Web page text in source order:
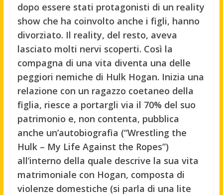
dopo essere stati protagonisti di un reality
show che ha coinvolto anche i figli, hanno
divorziato. Il reality, del resto, aveva
lasciato molti nervi scoperti. Così la
compagna di una vita diventa una delle
peggiori nemiche di Hulk Hogan. Inizia una
relazione con un ragazzo coetaneo della
figlia, riesce a portargli via il 70% del suo
patrimonio e, non contenta, pubblica
anche un’autobiografia (“Wrestling the
Hulk – My Life Against the Ropes”)
all’interno della quale descrive la sua vita
matrimoniale con Hogan, composta di
violenze domestiche (si parla di una lite